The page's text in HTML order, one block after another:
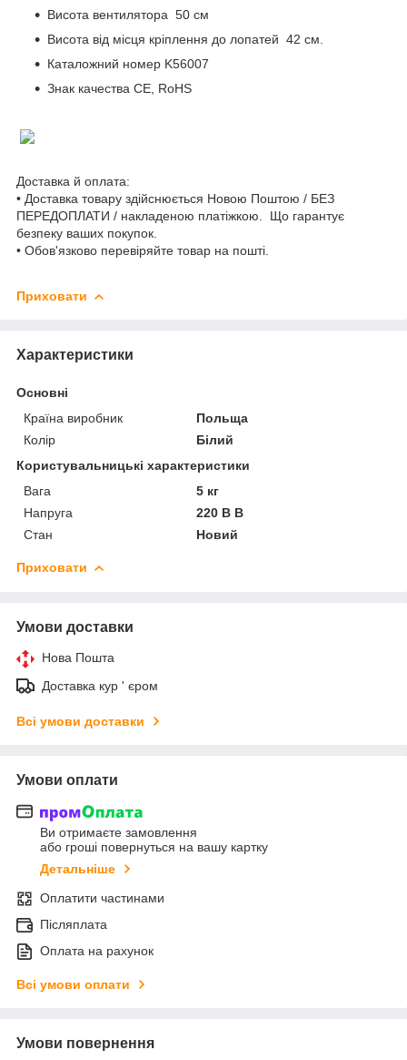
Висота вентилятора 50 см
Висота від місця кріплення до лопатей 42 см.
Каталожний номер K56007
Знак качества CE, RoHS
Доставка й оплата:
• Доставка товару здійснюється Новою Поштою / БЕЗ
ПЕРЕДОПЛАТИ / накладеною платіжкою. Що гарантує
безпеку ваших покупок.
• Обов'язково перевіряйте товар на пошті.
Приховати
Характеристики
Основні
Країна виробник
Польща
Колір
Білий
Користувальницькі характеристики
Вага
5 кг
Напруга
220 В В
Стан
Новий
Приховати
Умови доставки
Нова Пошта
Доставка кур ' єром
Всі умови доставки
Умови оплати
Ви отримаєте замовлення
або гроші повернуться на вашу картку
Детальніше
Оплатити частинами
Післяплата
Оплата на рахунок
Всі умови оплати
Умови повернення